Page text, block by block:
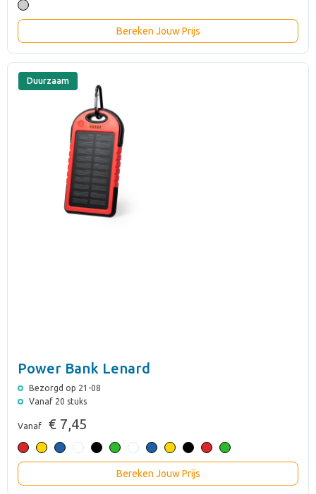
Bereken Jouw Prijs
Duurzaam
Power Bank Lenard
Bezorgd op 21-08
Vanaf 20 stuks
Vanaf € 7,45
Bereken Jouw Prijs